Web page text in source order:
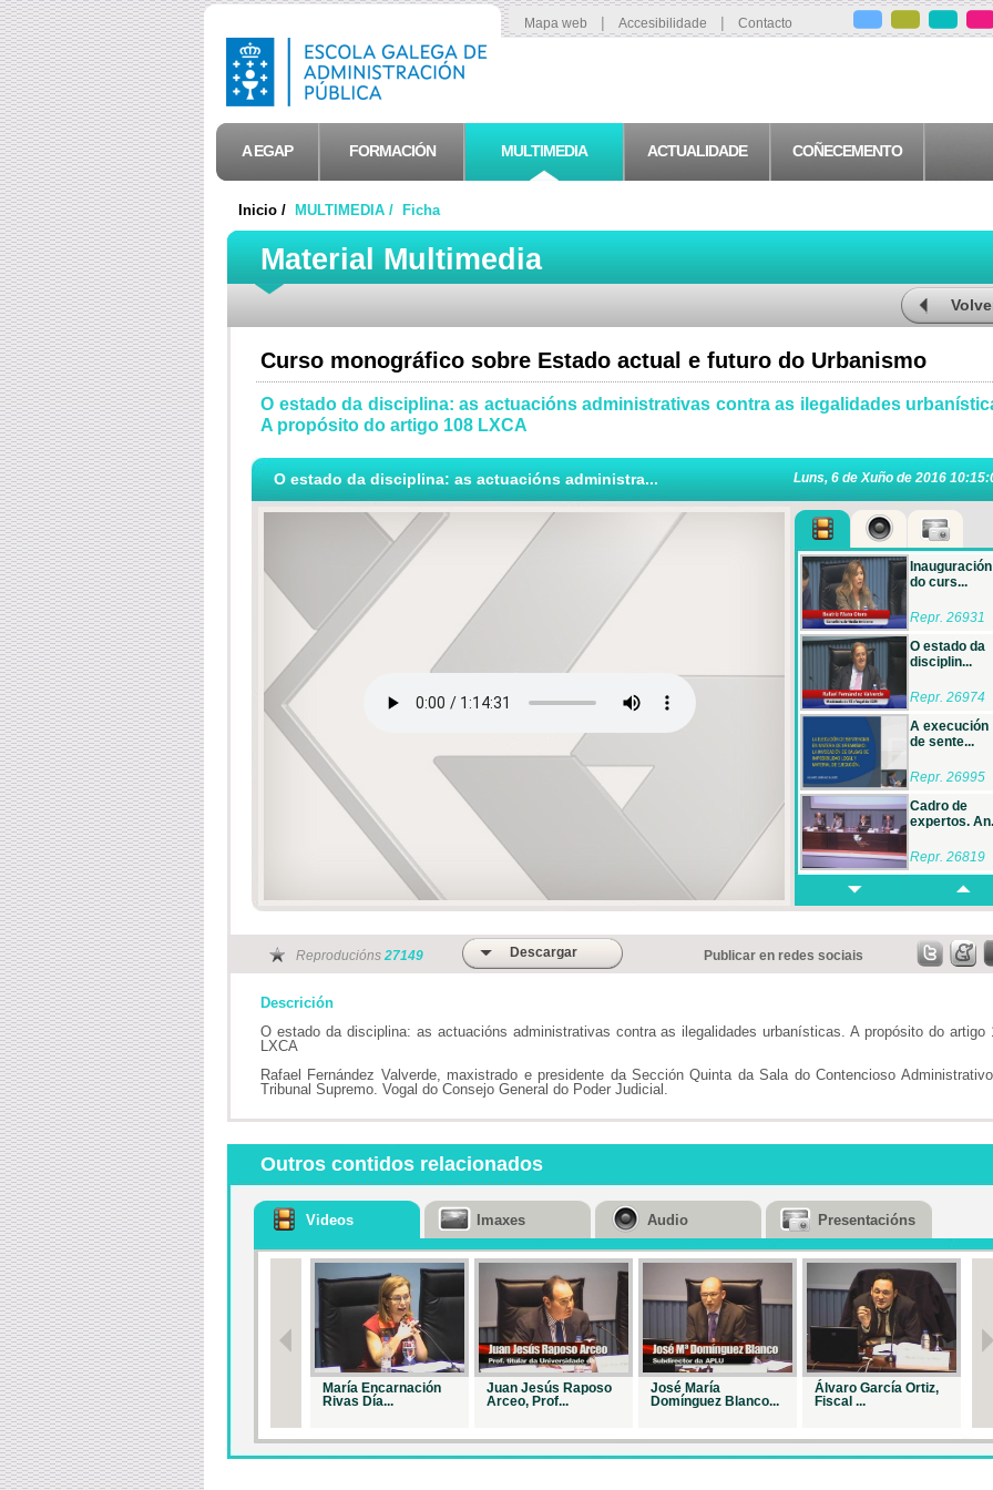
Mapa web | Accesibilidade | Contacto
A EGAP FORMACIÓN MULTIMEDIA ACTUALIDADE COÑECEMENTO
Inicio / MULTIMEDIA / Ficha
Material Multimedia
Curso monográfico sobre Estado actual e futuro do Urbanismo
O estado da disciplina: as actuacións administrativas contra as ilegalidades
A propósito do artigo 108 LXCA
O estado da disciplina: as actuacións administra... Luns, 6 de Xuño de 2016
Inauguración
do curs...
Repr. 26931
O estado da
disciplin...
Repr. 26974
A execución
de sente...
Repr. 26995
Cadro de
expertos.
Repr. 26819
A incidencia
Repr. 27047
Do control
A nova
lexislación
Cadro de
expertos: a ...
Repr. 26957
A recente
doutrina do...
Repr. 26869
Atópase o
urbanismo ...
O urbanismo
en paíse...
Reproducións 27149 Descargar Publicar en redes sociais
Descrición
O estado da disciplina: as actuacións administrativas contra as ilegalidades urbanísticas. A propósito do artigo
LXCA
Rafael Fernández Valverde, maxistrado e presidente da Sección Quinta da Sala do Contencioso
Tribunal Supremo. Vogal do Consejo General do Poder Judicial.
Outros contidos relacionados
Videos
María Encarnación
Rivas Día...
Juan Jesús Raposo
Arceo, Prof...
José María
Domínguez Blanco...
Álvaro García Ortiz,
Fiscal ...
Imaxes Audio Presentacións